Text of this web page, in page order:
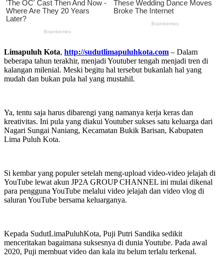
Limapuluh Kota, http://sudutlimapuluhkota.com – Dalam
beberapa tahun terakhir, menjadi Youtuber tengah menjadi tren di
kalangan milenial. Meski begitu hal tersebut bukanlah hal yang
mudah dan bukan pula hal yang mustahil.
Ya, tentu saja harus dibarengi yang namanya kerja keras dan
kreativitas. Ini pula yang diakui Youtuber sukses satu keluarga dari
Nagari Sungai Naniang, Kecamatan Bukik Barisan, Kabupaten
Lima Puluh Kota.
Si kembar yang populer setelah meng-upload video-video jelajah di
YouTube lewat akun JP2A GROUP CHANNEL ini mulai dikenal
para pengguna YouTube melalui video jelajah dan video vlog di
saluran YouTube bersama keluarganya.
Kepada SudutLimaPuluhKota, Puji Putri Sandika sedikit
menceritakan bagaimana suksesnya di dunia Youtube. Pada awal
2020, Puji membuat video dan kala itu belum terlalu terkenal.